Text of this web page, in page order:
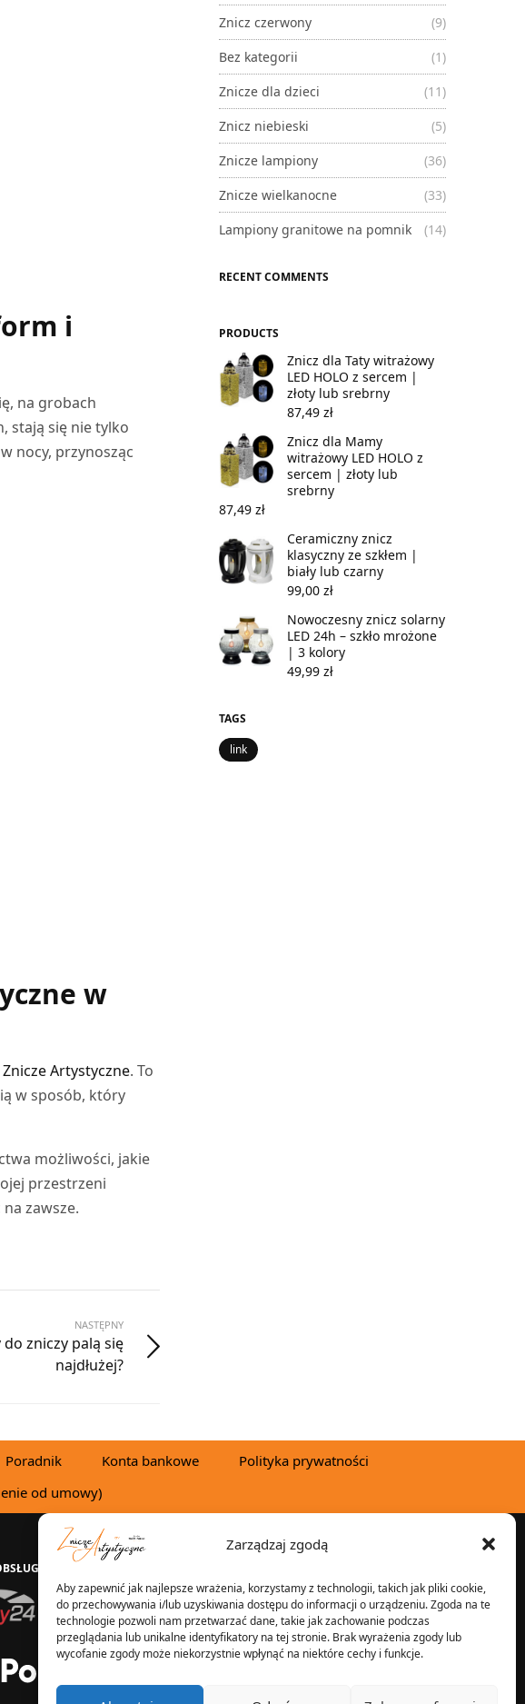
Zarządzaj zgodą
Aby zapewnić jak najlepsze wrażenia, korzystamy z technologii, takich jak pliki cookie,
do przechowywania i/lub uzyskiwania dostępu do informacji o urządzeniu. Zgoda na te
technologie pozwoli nam przetwarzać dane, takie jak zachowanie podczas
przeglądania lub unikalne identyfikatory na tej stronie. Brak wyrażenia zgody lub
wycofanie zgody może niekorzystnie wpłynąć na niektóre cechy i funkcje.
i
na grobach
stają się nie tylko
nocy, przynosząc
w
Znicze Artystyczne. To
w sposób, który
możliwości, jakie
przestrzeni
zawsze.
NASTĘPNY
do zniczy palą się
najdłużej?
Znicz czerwony
(9)
Bez kategorii
(1)
Znicze dla dzieci
(11)
Znicz niebieski
(5)
Znicze lampiony
(36)
Znicze wielkanocne
(33)
Lampiony granitowe na pomnik
(14)
RECENT COMMENTS
PRODUCTS
Znicz dla Taty witrażowy
LED HOLO z sercem |
złoty lub srebrny
87,49 zł
Znicz dla Mamy
witrażowy LED HOLO z
sercem | złoty lub
srebrny
87,49 zł
Ceramiczny znicz
klasyczny ze szkłem |
biały lub czarny
99,00 zł
Nowoczesny znicz solarny
LED 24h – szkło mrożone
| 3 kolory
49,99 zł
TAGS
link
Poradnik Konta bankowe
Polityka prywatności
od umowy)
2025 © Znicz Polski -